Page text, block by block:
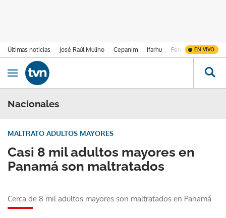
Últimas noticias José Raúl Mulino Cepanim Ifarhu Fenómeno de El
EN VIVO
Ir al contenido
Obrir navegació
Nacionales
Casi 8 mil adultos mayores en
Panamá son maltratados
MALTRATO ADULTOS MAYORES
Cerca de 8 mil adultos mayores son maltratados en Panamá